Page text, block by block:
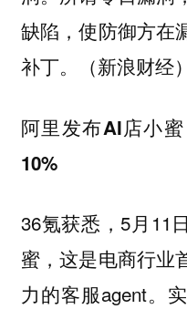
缺陷，使防御方在
补丁。（新浪财经）
阿里发布AI店小
10%
36氪获悉，5月11
蜜，这是电商行业
力的客服agent。